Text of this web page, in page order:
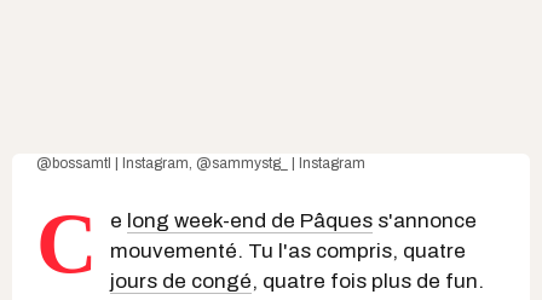
@bossamtl | Instagram, @sammystg_ | Instagram
C e long week-end de Pâques s'annonce
mouvementé. Tu l'as compris, quatre
jours de congé, quatre fois plus de fun.